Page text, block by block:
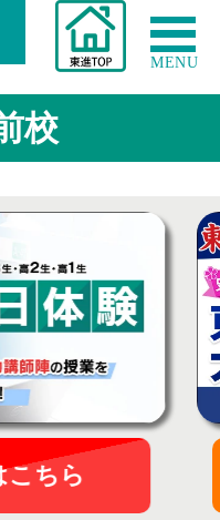
MENU
校
こちら